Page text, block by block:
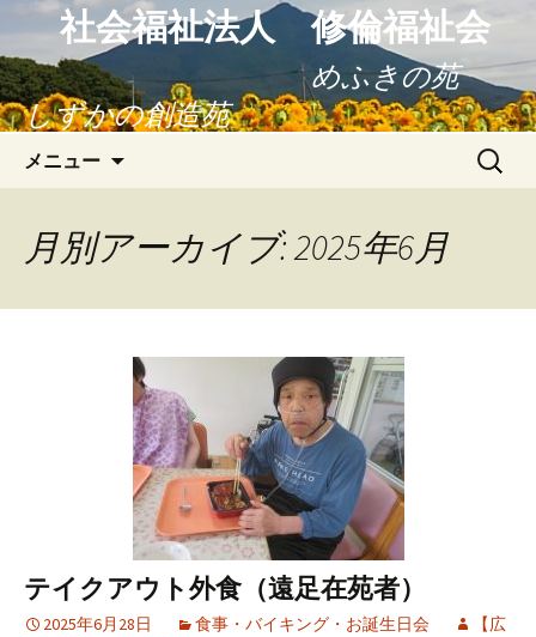
社会福祉法人 修倫福祉会
めふきの苑
しずかの創造苑
メニュー
ン
ッ
プ
検
月別アーカイブ: 2025年6月
テイクアウト外食（遠足在苑者）
2025年6月28日 食事・バイキング・お誕生日会
【広